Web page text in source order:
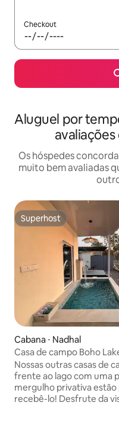
Checkout
Aluguel por
Os hóspedes
muito bem avaliadas
Superhost
Superhost
Cabana ⋅ Nadhal
Casa de campo Boho
privativa
Nossas outras casas de
frente ao lago com uma
mergulho privativa
recebê-lo! Desfrute da